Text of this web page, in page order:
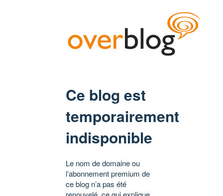
Ce blog est
temporairement
indisponible
Le nom de domaine ou
l’abonnement premium de
ce blog n’a pas été